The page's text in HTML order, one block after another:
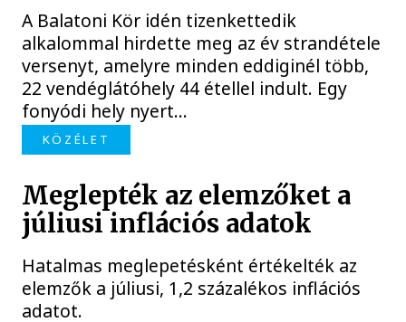
A Balatoni Kör idén tizenkettedik
alkalommal hirdette meg az év strandétele
versenyt, amelyre minden eddiginél több,
22 vendéglátóhely 44 étellel indult. Egy
fonyódi hely nyert...
KÖZÉLET
Meglepték az elemzőket a
júliusi inflációs adatok
Hatalmas meglepetésként értékelték az
elemzők a júliusi, 1,2 százalékos inflációs
adatot.